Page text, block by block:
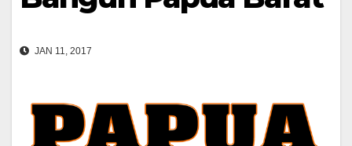
JAN 11, 2017